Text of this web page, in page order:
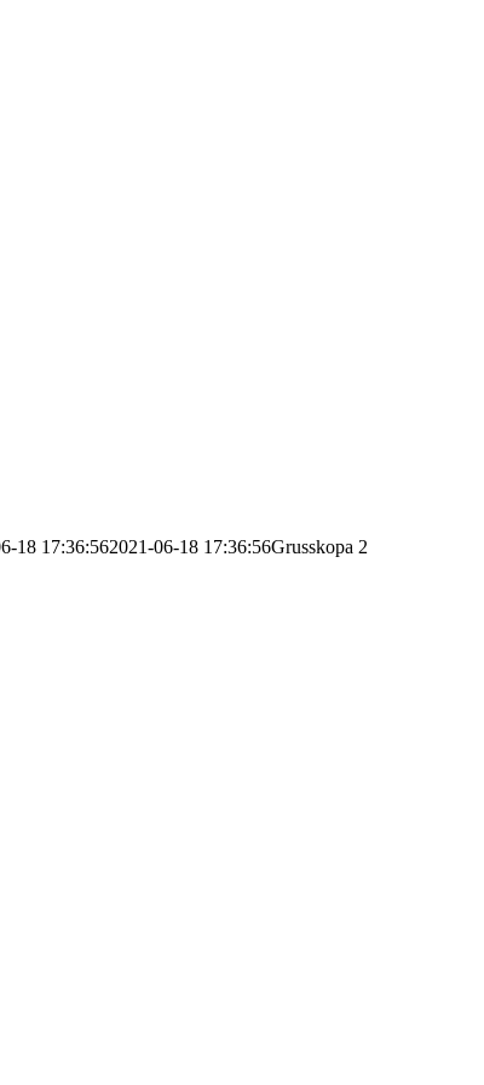
18 17:36:562021-06-18 17:36:56Grusskopa 2